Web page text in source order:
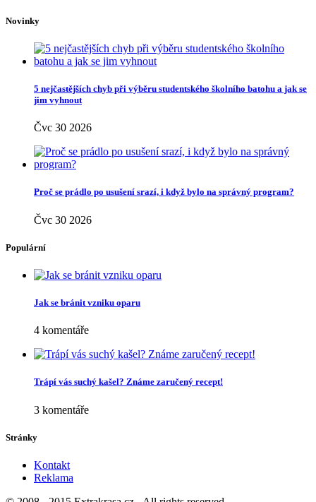
Novinky
5 nejčastějších chyb při výběru studentského školního batohu a jak se
jim vyhnout
Čvc 30 2026
Proč se prádlo po usušení srazí, i když bylo na správný program?
Čvc 30 2026
Populární
Jak se bránit vzniku oparu
4 komentáře
Trápí vás suchý kašel? Známe zaručený recept!
3 komentáře
Stránky
Kontakt
Reklama